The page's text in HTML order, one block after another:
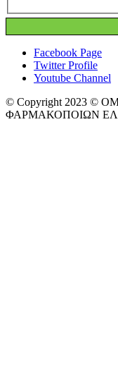
Facebook Page
Twitter Profile
Youtube Channel
© Copyright 2023 ©
ΦΑΡΜΑΚΟΠΟΙΩΝ